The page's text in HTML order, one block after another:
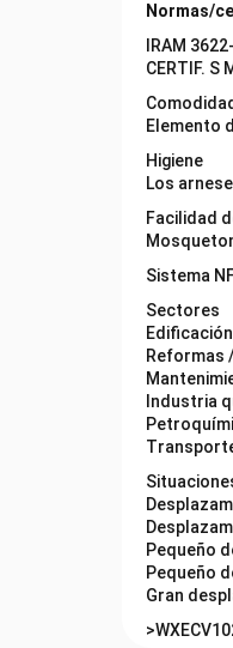
Normas/
IRAM
CERTIF. S
Elemento
Higiene
Los
Facilidad
Sistema
Sectores
Edificación
Reformas
Industria
Pequeño
Pequeño
Gran